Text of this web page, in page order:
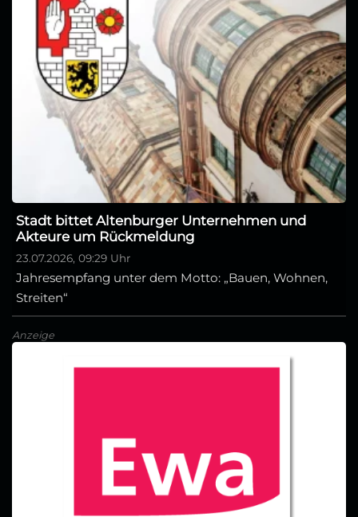
Stadt bittet Altenburger Unternehmen und
Akteure um Rückmeldung
23.07.2026, 09:29 Uhr
Jahresempfang unter dem Motto: „Bauen, Wohnen,
Streiten“
Anzeige